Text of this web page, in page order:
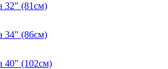
32" (81см)
34" (86см)
40" (102см)